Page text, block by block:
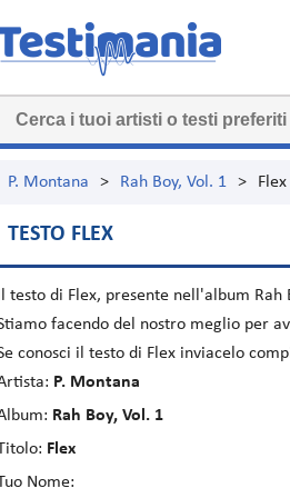
P. Montana > Rah Boy, Vol. 1 > Flex
TESTO FLEX
Il testo di Flex, presente nell'album Rah
facendo del nostro meglio per
conosci il testo di Flex inviacelo
P. Montana
Rah Boy, Vol. 1
Flex
Nome: